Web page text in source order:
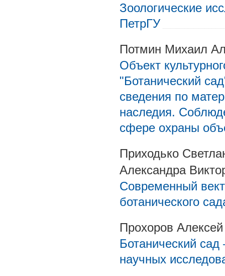
Зоологические
ПетрГУ
Потмин Михаил
Объект
"Ботанический
сведения по
наследия.
сфере охраны
Приходько
Александра
Современный
ботанического
Прохоров
Ботанический
научных